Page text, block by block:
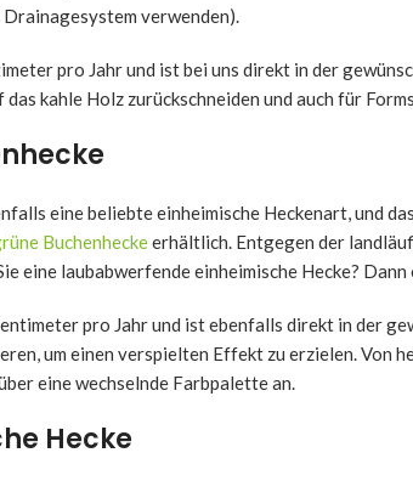
verwenden).
pro Jahr und ist bei uns direkt in der
kahle Holz zurückschneiden und auch für
eine beliebte einheimische Heckenart, und
Buchenheckeerhältlich. Entgegen der
eine laubabwerfende einheimische Hecke?
pro Jahr und ist ebenfalls direkt in der
um einen verspielten Effekt zu erzielen. Von
eine wechselnde Farbpalette an.
Hecke